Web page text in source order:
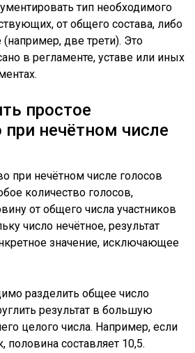
тип необходимого
от общего состава, либо
две трети). Это
в регламенте, уставе или иных
простое
нечётном числе
при нечётном числе голосов
количество голосов,
от общего числа участников
число нечётное, результат
значение, исключающее
разделить общее число
результат в большую
целого числа. Например, если
половина составляет 10,5.